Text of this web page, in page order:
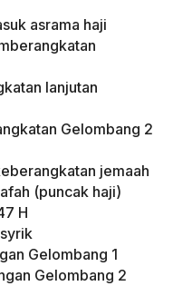
asrama haji
lanjutan
Gelombang 2
jemaah
(puncak haji)
H
Gelombang 1
Gelombang 2